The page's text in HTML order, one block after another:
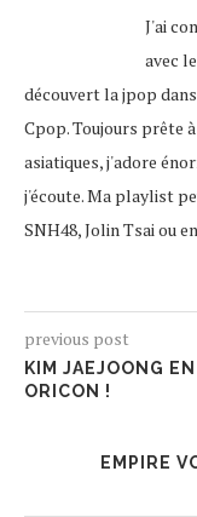
J'ai
avec
découvert la jpop
Cpop. Toujours prête
asiatiques, j'adore
j'écoute. Ma playlist
SNH48, Jolin Tsai ou
previous post
KIM JAEJOONG
ORICON !
EMPIRE